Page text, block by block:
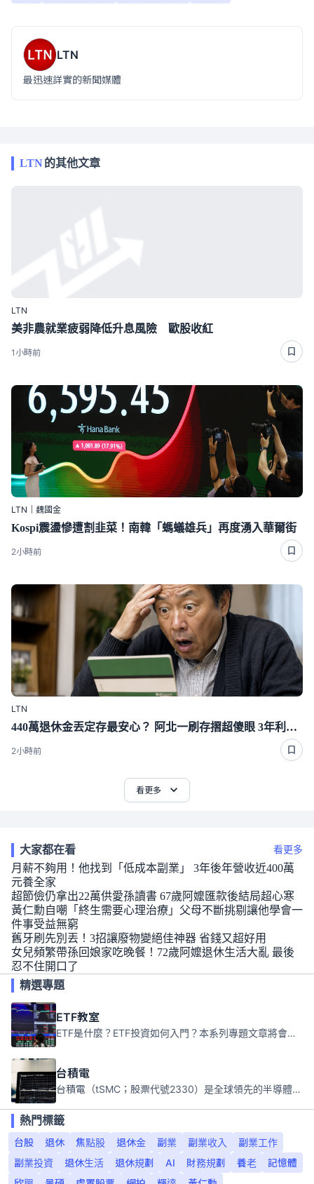
LTN
最迅速詳實的新聞媒體
LTN的其他文章
LTN
美非農就業疲弱降低升息風險 歐股收紅
1小時前
LTN｜魏國金
Kospi震盪慘遭割韭菜！南韓「螞蟻雄兵」再度湧入華爾街
2小時前
LTN
440萬退休金丟定存最安心？ 阿北一刷存摺超傻眼 3年利息僅1千多
2小時前
看更多
大家都在看 看更多
月薪不夠用！他找到「低成本副業」 3年後年營收近400萬
元養全家
超節儉仍拿出22萬供愛孫讀書 67歲阿嬤匯款後結局超心寒
黃仁勳自嘲「終生需要心理治療」父母不斷挑剔讓他學會一
件事受益無窮
舊牙刷先別丟！3招讓廢物變絕佳神器 省錢又超好用
女兒頻繁帶孫回娘家吃晚餐！72歲阿嬤退休生活大亂 最後
忍不住開口了
精選專題
ETF教室
ETF是什麼？ETF投資如何入門？本系列專題文章將會告訴你新手必須知道的ETF基礎知識。
台積電
台積電（tSMC；股票代號2330）是全球領先的半導體代工公司，成立於1987年，總部位於台灣新竹。且已於美國、日本、德國及中國設廠，台積電是全球首家專業積體電路製造服務公司，也是全球最先進和最大規模的半導體代工廠。
熱門標籤
台股
退休 焦點股 退休金 副業 副業收入
副業工作
副業投資
退休生活 退休規劃 AI 財務規劃 養老
記憶體